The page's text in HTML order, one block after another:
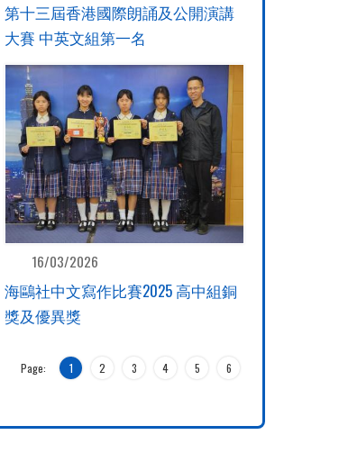
第十三屆香港國際朗誦及公開演講
大賽 中英文組第一名
16/03/2026
海鷗社中文寫作比賽2025 高中組銅
獎及優異獎
Page: 1 2 3 4 5 6